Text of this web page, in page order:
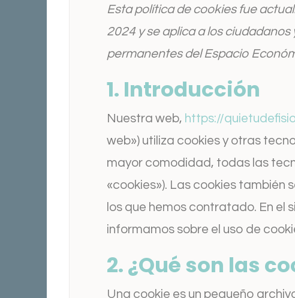
Esta política de cookies fue
2024 y se aplica a los
permanentes del Espacio
1. Introducción
Nuestra web, https://
web») utiliza cookies y otras
mayor comodidad, todas las
«cookies»). Las cookies también
los que hemos contratado. En el
informamos sobre el uso de
2. ¿Qué son las
Una cookie es un pequeño